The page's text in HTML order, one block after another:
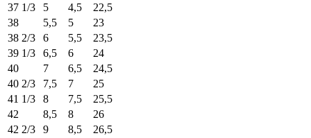
37 1/3
5 4,5
22,5
38
5,5 5
23
38 2/3
6 5,5
23,5
39 1/3
6,5 6
24
40
7 6,5
24,5
40 2/3
7,5 7
25
41 1/3
8 7,5
25,5
42
8,5 8
26
42 2/3
9 8,5
26,5